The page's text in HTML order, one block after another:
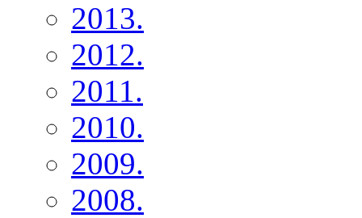
2013.
2012.
2011.
2010.
2009.
2008.